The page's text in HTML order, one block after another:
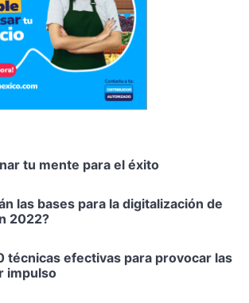
tu mente para el éxito
las bases para la digitalización de
2022?
técnicas efectivas para provocar las
impulso